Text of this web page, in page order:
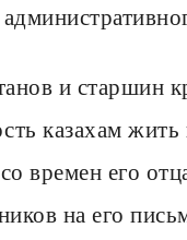
и старшин
казахам
времен его
на его